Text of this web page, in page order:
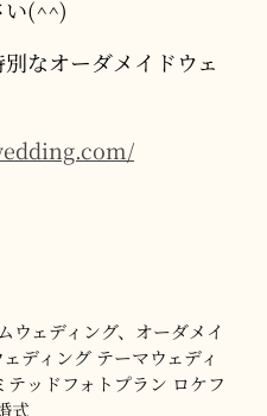
い(^^)
なオーダメイドウェ
ウェディング、オーダメイ
ディング テーマウェディ
テッドフォトプラン ロケフ
式